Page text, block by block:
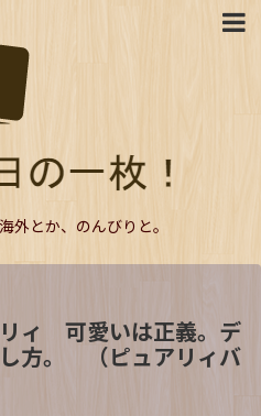
外とか、のんびりと。
リィ 可愛いは正義。デ
方。 （ピュアリィバ